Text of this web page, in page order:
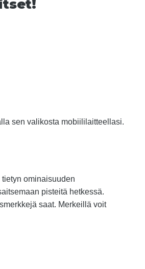
sen valikosta mobiililaitteellasi.
ominaisuuden
pisteitä hetkessä.
saat. Merkeillä voit